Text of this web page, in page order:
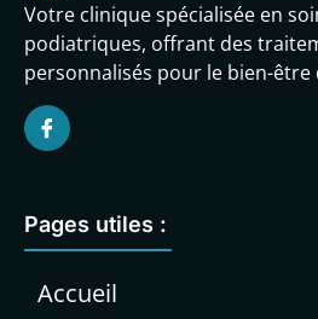
Votre clinique spécialisée en
podiatriques, offrant des
personnalisés pour le bien-être
Pages utiles :
Accueil